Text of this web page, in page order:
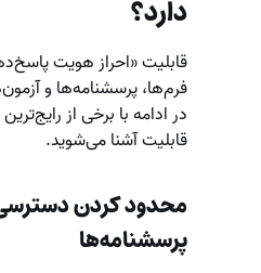
دارد؟
قابلیت «احراز هویت
فرم‌ها، پرسشنامه‌ها و
در ادامه با برخی از
قابلیت آشنا می‌شوید.
محدود کردن
پرسشنامه‌ها